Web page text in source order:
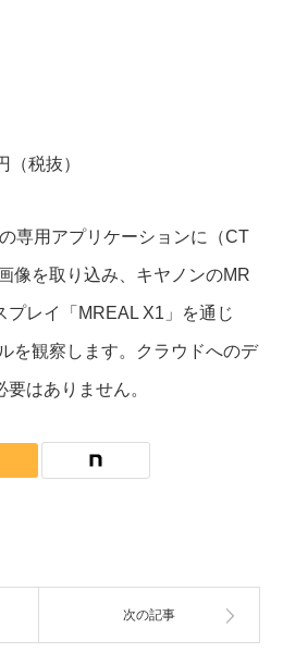
税抜）
専用アプリケーションに（CT
像を取り込み、キヤノンのMR
プレイ「MREAL X1」を通じ
を観察します。クラウドへのデ
はありません。
次の記事